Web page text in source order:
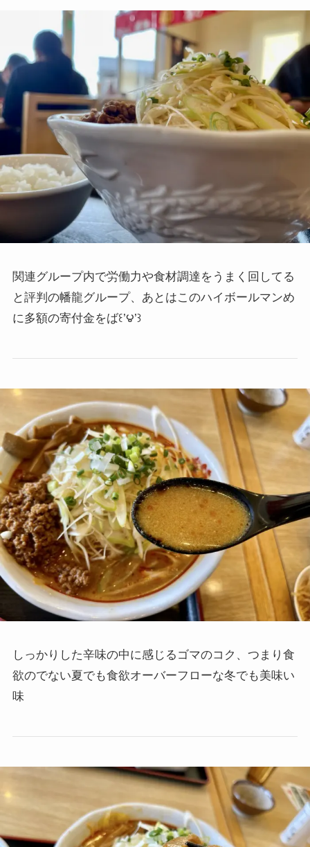
関連グループ内で労働力や食材調達をうまく回してる
と評判の幡龍グループ、あとはこのハイボールマンめ
に多額の寄付金をば꒰’౪’꒱
しっかりした辛味の中に感じるゴマのコク、つまり食
欲のでない夏でも食欲オーバーフローな冬でも美味い
味